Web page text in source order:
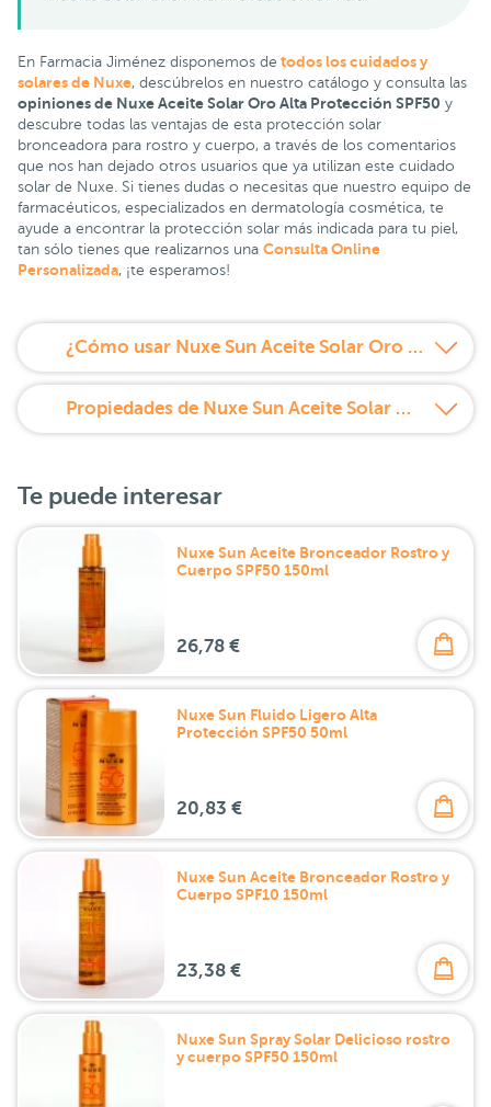
En Farmacia Jiménez disponemos de todos los cuidados y
solares de Nuxe, descúbrelos en nuestro catálogo y consulta las
opiniones de Nuxe Aceite Solar Oro Alta Protección SPF50 y
descubre todas las ventajas de esta protección solar
bronceadora para rostro y cuerpo, a través de los comentarios
que nos han dejado otros usuarios que ya utilizan este cuidado
solar de Nuxe. Si tienes dudas o necesitas que nuestro equipo de
farmacéuticos, especializados en dermatología cosmética, te
ayude a encontrar la protección solar más indicada para tu piel,
tan sólo tienes que realizarnos una Consulta Online
Personalizada, ¡te esperamos!
¿Cómo usar Nuxe Sun Aceite Solar Oro Alta Protección SPF50?
Propiedades de Nuxe Sun Aceite Solar Oro Alta Protección SPF50
Te puede interesar
Nuxe Sun Aceite Bronceador Rostro y
Cuerpo SPF50 150ml
26,78 €
Nuxe Sun Fluido Ligero Alta
Protección SPF50 50ml
20,83 €
Nuxe Sun Aceite Bronceador Rostro y
Cuerpo SPF10 150ml
23,38 €
Nuxe Sun Spray Solar Delicioso rostro
y cuerpo SPF50 150ml